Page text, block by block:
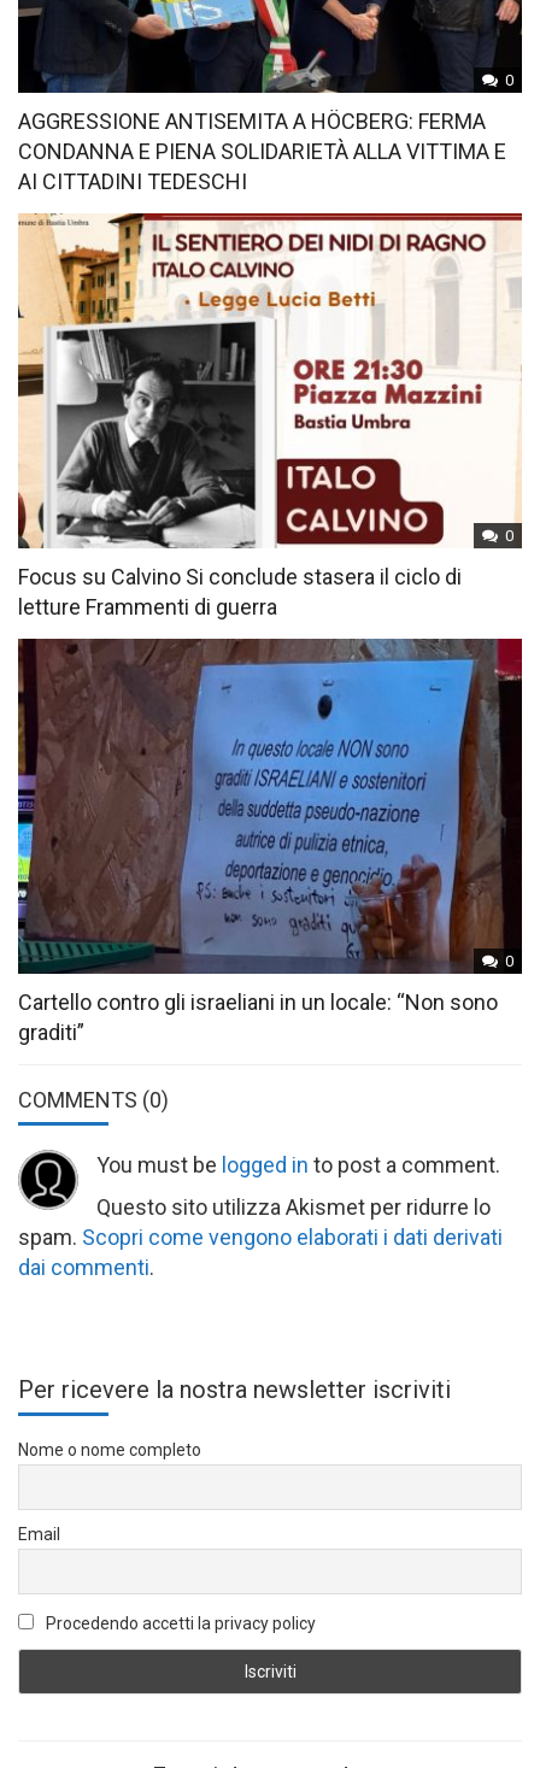
0
AGGRESSIONE ANTISEMITA A HÖCBERG: FERMA
CONDANNA E PIENA SOLIDARIETÀ ALLA VITTIMA E
AI CITTADINI TEDESCHI
0
Focus su Calvino Si conclude stasera il ciclo di
letture Frammenti di guerra
0
Cartello contro gli israeliani in un locale: “Non sono
graditi”
COMMENTS (0)
You must be logged in to post a comment.
Questo sito utilizza Akismet per ridurre lo
spam. Scopri come vengono elaborati i dati derivati
dai commenti.
Per ricevere la nostra newsletter iscriviti
Nome o nome completo
Email
Procedendo accetti la privacy policy